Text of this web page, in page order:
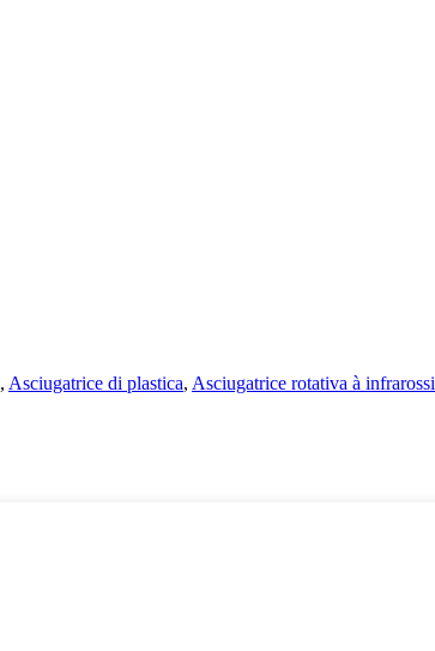
, Asciugatrice di plastica, Asciugatrice rotativa à infrarossi